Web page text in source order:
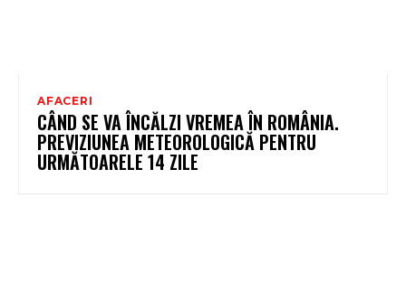
AFACERI
CÂND SE VA ÎNCĂLZI VREMEA ÎN ROMÂNIA.
PREVIZIUNEA METEOROLOGICĂ PENTRU
URMĂTOARELE 14 ZILE